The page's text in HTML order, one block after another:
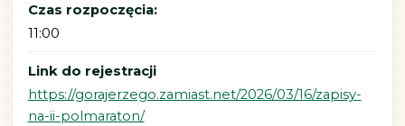
Czas rozpoczęcia:
11:00
Link do rejestracji
https://gorajerzego.zamiast.net/2026/03/16/zapisy-
na-ii-polmaraton/